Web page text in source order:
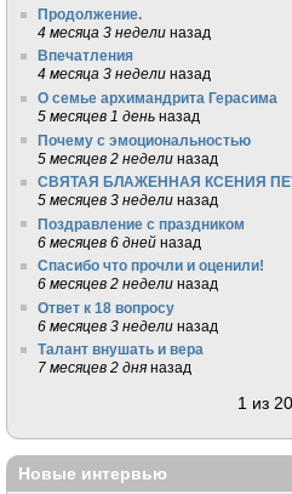
Продолжение.
4 месяца 3 недели назад
Впечатления
4 месяца 3 недели назад
О семье архимандрита Герасима
5 месяцев 1 день назад
Почему с эмоциональностью
5 месяцев 2 недели назад
СВЯТАЯ БЛАЖЕННАЯ КСЕНИЯ
5 месяцев 3 недели назад
Поздравление с праздником
6 месяцев 6 дней назад
Спасибо что прочли и оценили!
6 месяцев 2 недели назад
Ответ к 18 вопросу
6 месяцев 3 недели назад
Талант внушать и вера
7 месяцев 2 дня назад
1 из 20
Новые интервью